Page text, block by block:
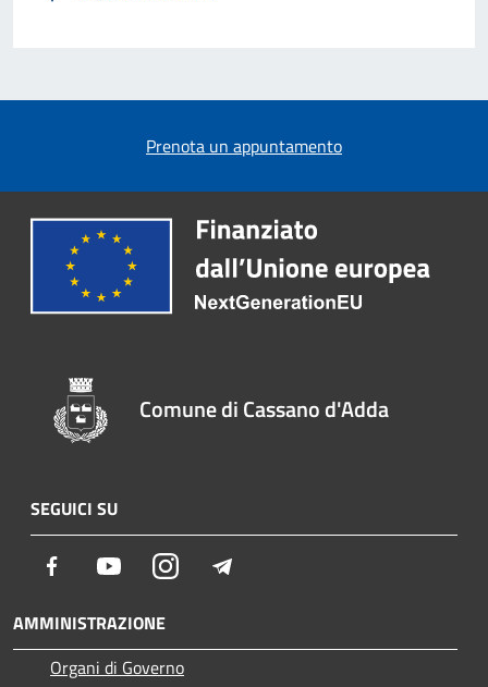
Prenota un appuntamento
Comune di Cassano d'Adda
SEGUICI SU
Facebook YoutubeInstagram
AMMINISTRAZIONE
Organi di Governo